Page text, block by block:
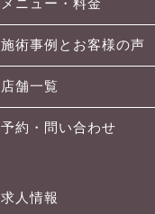
メニュー・料金
施術事例とお客様の声
店舗一覧
予約・問い合わせ
求人情報